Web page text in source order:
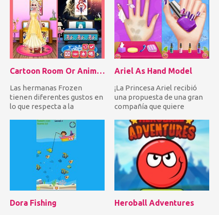
Cartoon Room Or Anime Room
Las hermanas Frozen
tienen diferentes gustos en
lo que respecta a la
Ariel As Hand Model
¡La Princesa Ariel recibió
una propuesta de una gran
compañía que quiere
Dora Fishing Heroball Adventures